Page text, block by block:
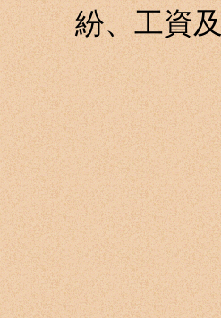
紛、工資